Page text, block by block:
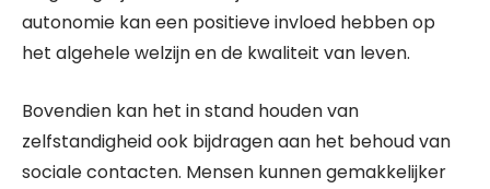
autonomie kan een positieve invloed hebben op
het algehele welzijn en de kwaliteit van leven.
Bovendien kan het in stand houden van
zelfstandigheid ook bijdragen aan het behoud van
sociale contacten. Mensen kunnen gemakkelijker